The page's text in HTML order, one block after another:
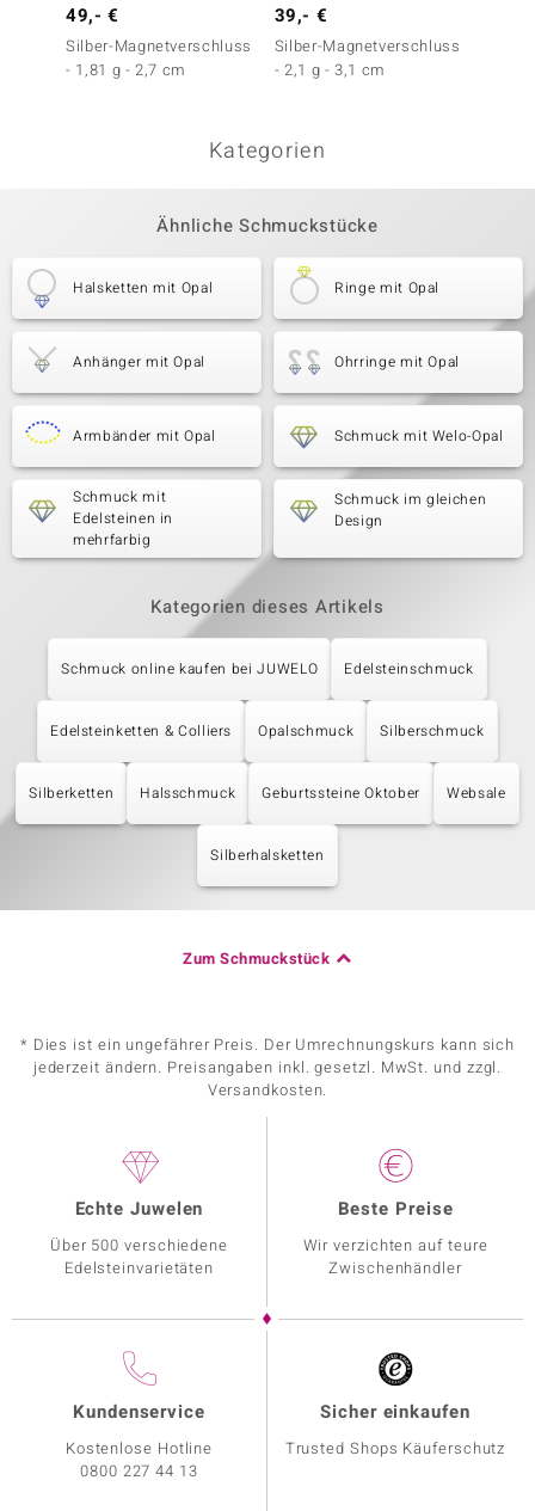
49,- €
Silber-Magnetverschluss
- 1,81 g - 2,7 cm
39,- €
Silber-Magnetverschluss
- 2,1 g - 3,1 cm
Kategorien
Ähnliche Schmuckstücke
Halsketten mit Opal Ringe mit Opal
Anhänger mit Opal Ohrringe mit Opal
Armbänder mit Opal Schmuck mit Welo-Opal
Schmuck mit
Edelsteinen in
mehrfarbig
Schmuck im gleichen
Design
Kategorien dieses Artikels
Schmuck online kaufen bei JUWELO Edelsteinschmuck
Edelsteinketten & Colliers Opalschmuck Silberschmuck
Silberketten Halsschmuck Geburtssteine Oktober Websale
Silberhalsketten
Zum Schmuckstück
* Dies ist ein ungefährer Preis. Der Umrechnungskurs kann sich
jederzeit ändern. Preisangaben inkl. gesetzl. MwSt. und zzgl.
Versandkosten.
Echte Juwelen
Über 500 verschiedene
Edelsteinvarietäten
Beste Preise
Wir verzichten auf teure
Zwischenhändler
Kundenservice
Kostenlose Hotline
0800 227 44 13
Sicher einkaufen
Trusted Shops Käuferschutz